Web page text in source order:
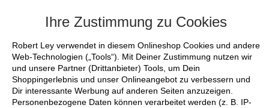
Ihre Zustimmung zu Cookies
Robert Ley verwendet in diesem Onlineshop Cookies und andere
Web-Technologien („Tools“). Mit Deiner Zustimmung nutzen wir
und unsere Partner (Drittanbieter) Tools, um Dein
Shoppingerlebnis und unser Onlineangebot zu verbessern und
Dir interessante Werbung auf anderen Seiten anzuzeigen.
Personenbezogene Daten können verarbeitet werden (z. B. IP-